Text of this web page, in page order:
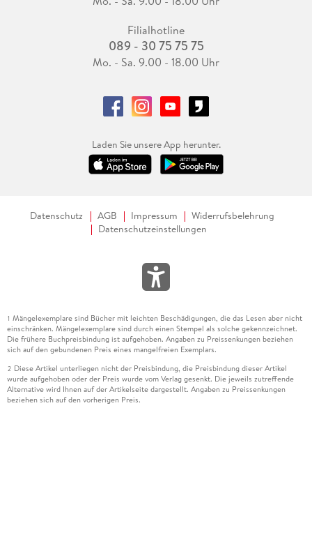
Filialhotline
089 - 30 75 75 75
Mo. - Sa. 9.00 - 18.00 Uhr
Laden Sie unsere App herunter.
Datenschutz AGB Impressum
Widerrufsbelehrung
Datenschutzeinstellungen
1 Mängelexemplare sind Bücher mit leichten Beschädigungen, die das Lesen aber nicht
einschränken. Mängelexemplare sind durch einen Stempel als solche gekennzeichnet.
Die frühere Buchpreisbindung ist aufgehoben. Angaben zu Preissenkungen beziehen
sich auf den gebundenen Preis eines mangelfreien Exemplars.
2 Diese Artikel unterliegen nicht der Preisbindung, die Preisbindung dieser Artikel
wurde aufgehoben oder der Preis wurde vom Verlag gesenkt. Die jeweils zutreffende
Alternative wird Ihnen auf der Artikelseite dargestellt. Angaben zu Preissenkungen
beziehen sich auf den vorherigen Preis.